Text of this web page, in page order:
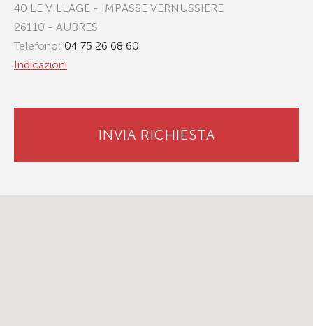
40 LE VILLAGE - IMPASSE VERNUSSIERE
26110 - AUBRES
Telefono: 04 75 26 68 60
Indicazioni
INVIA RICHIESTA